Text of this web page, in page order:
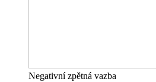
Negativní zpětná vazba